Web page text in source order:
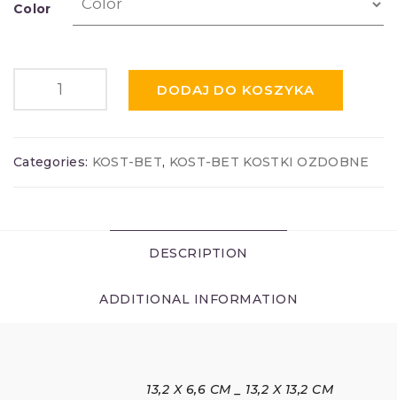
Color
DODAJ DO KOSZYKA
Categories: KOST-BET, KOST-BET KOSTKI OZDOBNE
DESCRIPTION
ADDITIONAL INFORMATION
13,2 X 6,6 CM _ 13,2 X 13,2 CM